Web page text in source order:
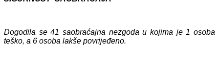
Dogodila se 41 saobraćajna nezgoda u kojima je 1 osoba
teško, a 6 osoba lakše povrijeđeno.